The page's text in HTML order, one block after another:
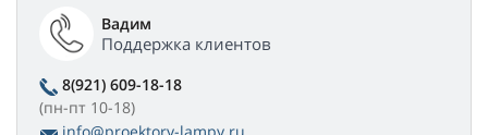
Вадим
Поддержка клиентов
8(921) 609-18-18
(пн-пт 10-18)